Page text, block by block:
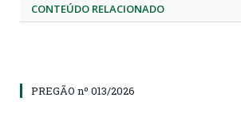
CONTEÚDO RELACIONADO
PREGÃO nº 013/2026